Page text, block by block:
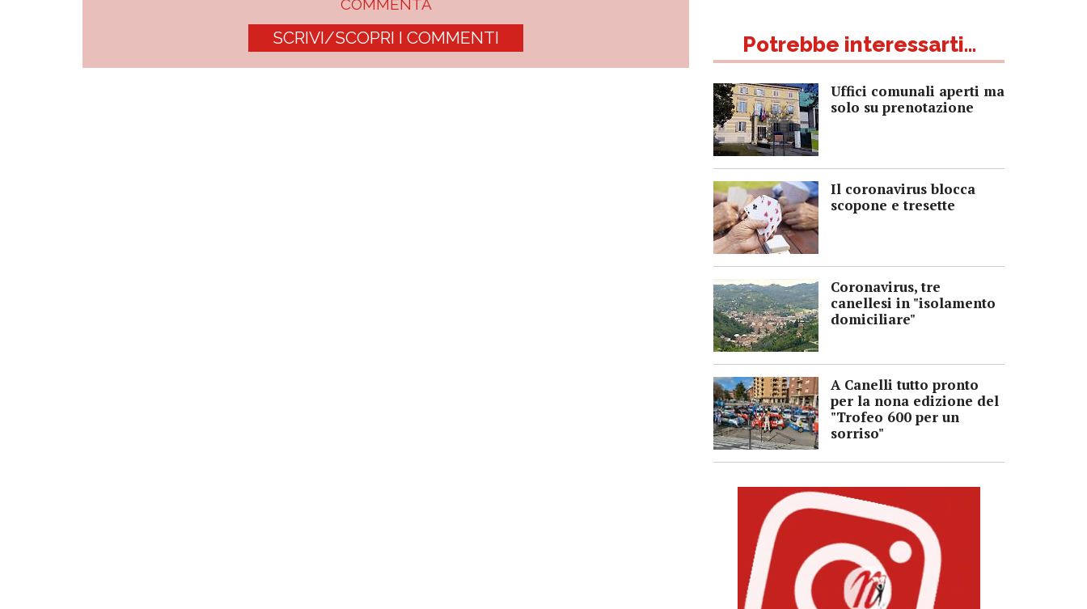
COMMENTA
SCRIVI/SCOPRI I COMMENTI Potrebbe interessarti...
Uffici comunali aperti ma
solo su prenotazione
Il coronavirus blocca
scopone e tresette
Coronavirus, tre
canellesi in "isolamento
domiciliare"
A Canelli tutto pronto
per la nona edizione del
"Trofeo 600 per un
sorriso"